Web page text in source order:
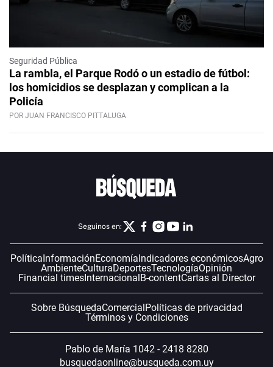
Seguridad Pública
La rambla, el Parque Rodó o un estadio de fútbol:
los homicidios se desplazan y complican a la
Policía
POR JUAN FRANCISCO PITTALUGA
Seguinos en:
Política InformaciónEconomía Indicadores económicosAgro
AmbienteCulturaDeportesTecnologíaOpinión
Financial timesInternacional B-contentCartas al Director
Sobre BúsquedaComercial Políticas de privacidad
Términos y Condiciones
Pablo de María 1042 - 2418 8280
busquedaonline@busqueda.com.uy